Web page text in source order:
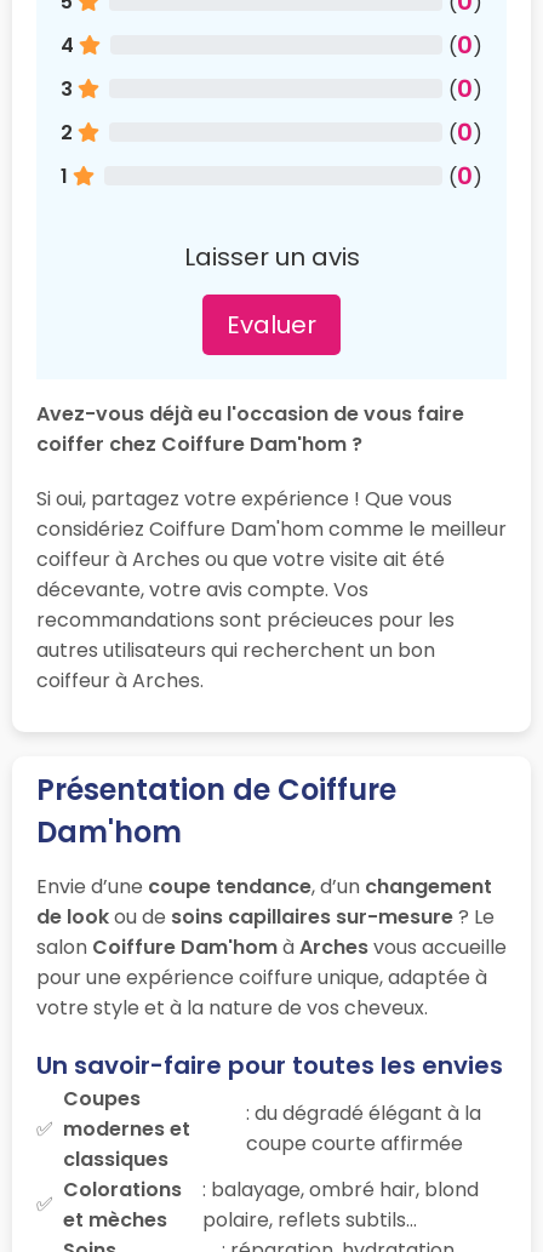
4
(0)
3
(0)
2
(0)
1
(0)
Laisser un avis
Evaluer
Avez-vous déjà eu l'occasion de vous faire
coiffer chez Coiffure Dam'hom ?
Si oui, partagez votre expérience ! Que vous
considériez Coiffure Dam'hom comme le meilleur
coiffeur à Arches ou que votre visite ait été
décevante, votre avis compte. Vos
recommandations sont précieuces pour les
autres utilisateurs qui recherchent un bon
coiffeur à Arches.
Présentation de Coiffure
Dam'hom
Envie d’une coupe tendance, d’un changement
de lookou de soins capillaires sur-mesure? Le
salon Coiffure Dam'homàArchesvous accueille
pour une expérience coiffure unique, adaptée à
votre style et à la nature de vos cheveux.
Un savoir-faire pour toutes les envies
Coupes
modernes et
classiques
: du dégradé élégant à la
coupe courte affirmée
Colorations
et mèches
: balayage, ombré hair, blond
polaire, reflets subtils…